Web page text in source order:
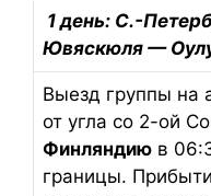
1 день: С.-
Ювяскюля —
Выезд группы на
от угла со 2-ой
Финляндию в
границы.